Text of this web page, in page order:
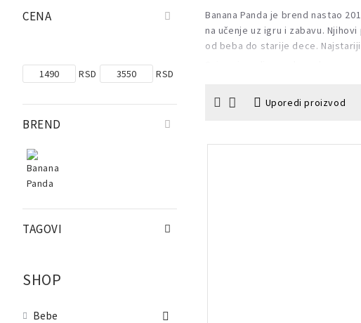
CENA
RSD RSD
BREND
TAGOVI
SHOP
Bebe
Banana Panda je brend nastao
na učenje uz igru i zabavu.
od beba do starije dece.
Svi proizvodi ovog brenda su
Uporedi proizvod